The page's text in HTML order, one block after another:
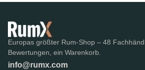
Europas größter Rum-Shop – 48
Bewertungen, ein Warenkorb.
info@rumx.com